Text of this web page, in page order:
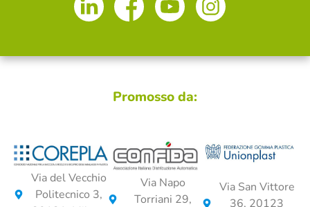
Promosso da:
Via del Vecchio
Politecnico 3,
Via Napo
Torriani 29,
Via San Vittore
36, 20123